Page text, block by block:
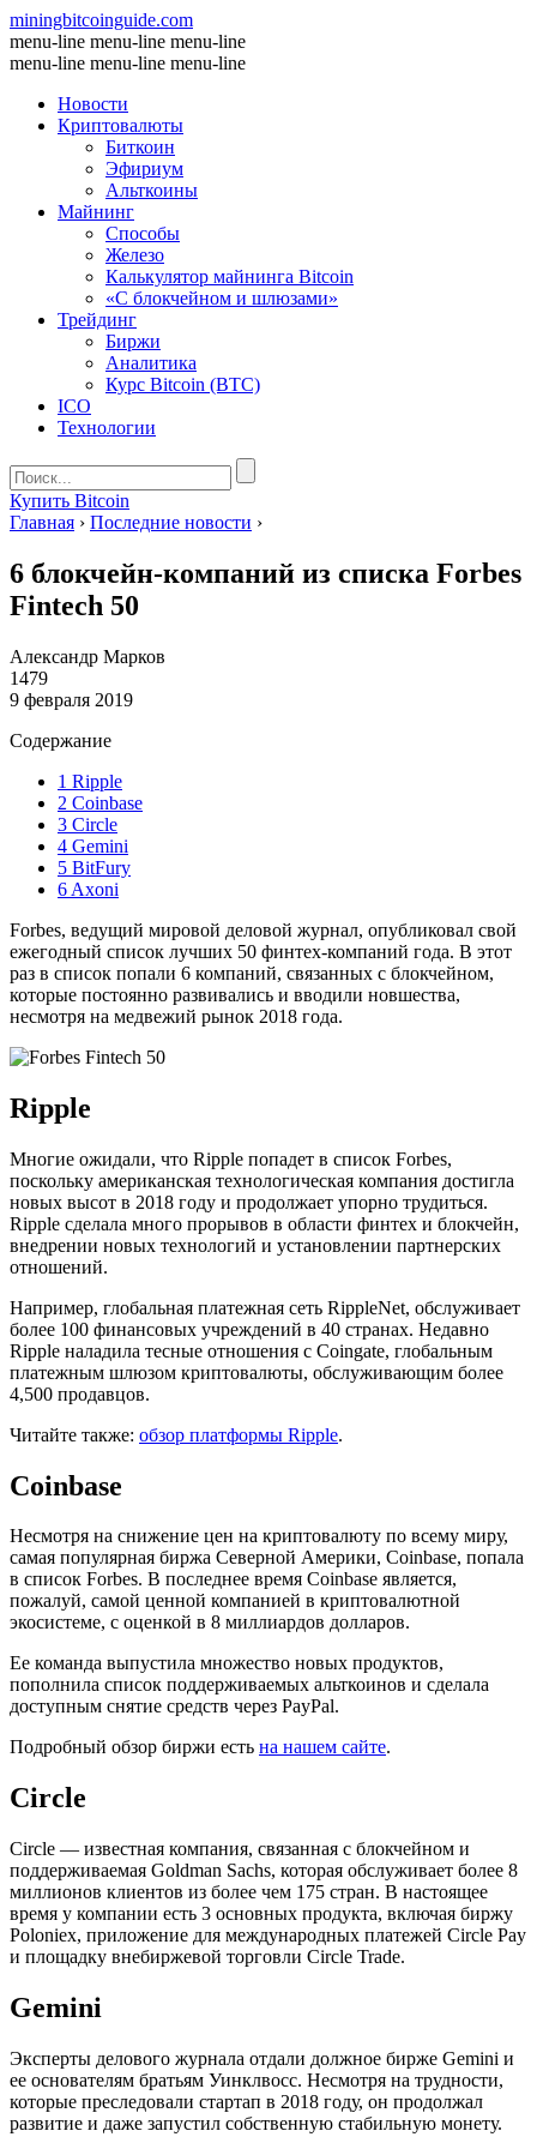
miningbitcoinguide.com
menu-line menu-line menu-line
menu-line menu-line menu-line
Новости
Криптовалюты
Биткоин
Эфириум
Альткоины
Майнинг
Способы
Железо
Калькулятор майнинга Bitcoin
«С блокчейном и шлюзами»
Трейдинг
Биржи
Аналитика
Курс Bitcoin (BTC)
ICO
Технологии
Купить Bitcoin
Главная › Последние новости ›
6 блокчейн-компаний из списка Forbes
Fintech 50
Александр Марков
1479
9 февраля 2019
Содержание
1 Ripple
2 Coinbase
3 Circle
4 Gemini
5 BitFury
6 Axoni
Forbes, ведущий мировой деловой журнал, опубликовал свой
ежегодный список лучших 50 финтех-компаний года. В этот
раз в список попали 6 компаний, связанных с блокчейном,
которые постоянно развивались и вводили новшества,
несмотря на медвежий рынок 2018 года.
Ripple
Многие ожидали, что Ripple попадет в список Forbes,
поскольку американская технологическая компания достигла
новых высот в 2018 году и продолжает упорно трудиться.
Ripple сделала много прорывов в области финтех и блокчейн,
внедрении новых технологий и установлении партнерских
отношений.
Например, глобальная платежная сеть RippleNet, обслуживает
более 100 финансовых учреждений в 40 странах. Недавно
Ripple наладила тесные отношения с Coingate, глобальным
платежным шлюзом криптовалюты, обслуживающим более
4,500 продавцов.
Читайте также: обзор платформы Ripple.
Coinbase
Несмотря на снижение цен на криптовалюту по всему миру,
самая популярная биржа Северной Америки, Coinbase, попала
в список Forbes. В последнее время Coinbase является,
пожалуй, самой ценной компанией в криптовалютной
экосистеме, с оценкой в 8 миллиардов долларов.
Ее команда выпустила множество новых продуктов,
пополнила список поддерживаемых альткоинов и сделала
доступным снятие средств через PayPal.
Подробный обзор биржи есть на нашем сайте.
Circle
Circle — известная компания, связанная с блокчейном и
поддерживаемая Goldman Sachs, которая обслуживает более 8
миллионов клиентов из более чем 175 стран. В настоящее
время у компании есть 3 основных продукта, включая биржу
Poloniex, приложение для международных платежей Circle Pay
и площадку внебиржевой торговли Circle Trade.
Gemini
Эксперты делового журнала отдали должное бирже Gemini и
ее основателям братьям Уинклвосс. Несмотря на трудности,
которые преследовали стартап в 2018 году, он продолжал
развитие и даже запустил собственную стабильную монету.